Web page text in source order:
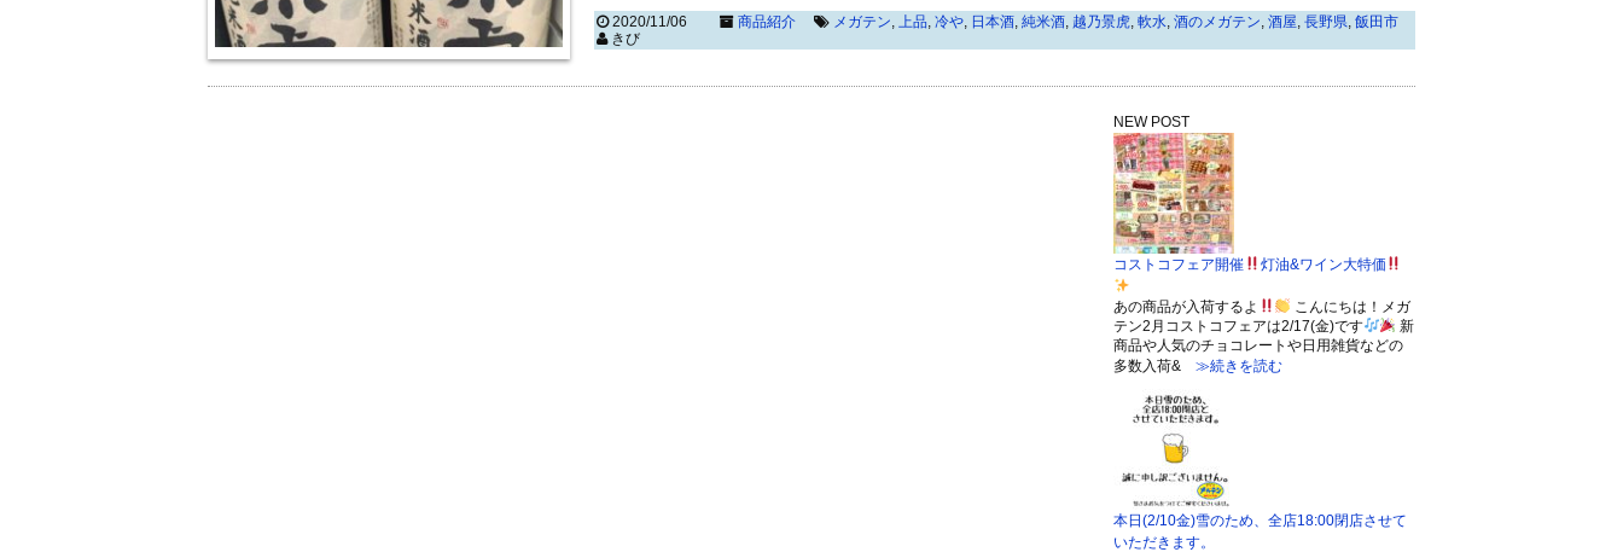
2020/11/06 商品紹介 メガテン, 上品, 冷や, 日本酒, 純米酒, 越乃景虎, 軟水, 酒のメガテン, 酒屋, 長野県, 飯田市
きび
NEW POST
コストコフェア開催 灯油&ワイン大特価
あの商品が入荷するよ
こんにちは！メガ
テン2月コストコフェアは2/17(金)です
新
商品や人気のチョコレートや日用雑貨などの
多数入荷& ≫続きを読む
本日(2/10金)雪のため、全店18:00閉店させて
いただきます。